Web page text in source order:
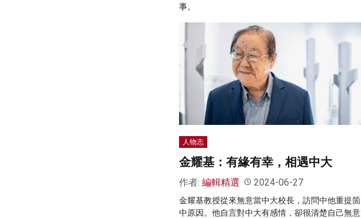
事。
人物志
金耀基：有緣有幸，相遇中大
作者: 編輯精選 2024-06-27
金耀基教授從來無意當中大校長，訪問中他重提箇
中原因。他自言對中大有感情，卻很清楚自己無意